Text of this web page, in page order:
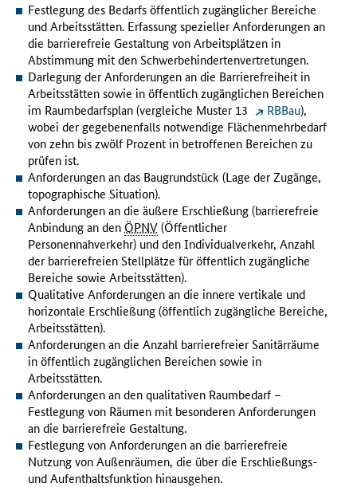
Festlegung des Bedarfs öffentlich zugänglicher Bereiche
und Arbeitsstätten. Erfassung spezieller Anforderungen an
die barrierefreie Gestaltung von Arbeitsplätzen in
Abstimmung mit den Schwerbehindertenvertretungen.
Darlegung der Anforderungen an die Barrierefreiheit in
Arbeitsstätten sowie in öffentlich zugänglichen Bereichen
im Raumbedarfsplan (vergleiche Muster 13
RBBau),
wobei der gegebenenfalls notwendige Flächenmehrbedarf
von zehn bis zwölf Prozent in betroffenen Bereichen zu
prüfen ist.
Anforderungen an das Baugrundstück (Lage der Zugänge,
topographische Situation).
Anforderungen an die äußere Erschließung (barrierefreie
Anbindung an den ÖPNV(Öffentlicher
Personennahverkehr) und den Individualverkehr, Anzahl
der barrierefreien Stellplätze für öffentlich zugängliche
Bereiche sowie Arbeitsstätten).
Qualitative Anforderungen an die innere vertikale und
horizontale Erschließung (öffentlich zugängliche Bereiche,
Arbeitsstätten).
Anforderungen an die Anzahl barrierefreier Sanitärräume
in öffentlich zugänglichen Bereichen sowie in
Arbeitsstätten.
Anforderungen an den qualitativen Raumbedarf –
Festlegung von Räumen mit besonderen Anforderungen
an die barrierefreie Gestaltung.
Festlegung von Anforderungen an die barrierefreie
Nutzung von Außenräumen, die über die Erschließungs-
und Aufenthaltsfunktion hinausgehen.